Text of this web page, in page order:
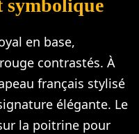
symbolique
en base,
contrastés. À
français stylisé
élégante. Le
la poitrine pour